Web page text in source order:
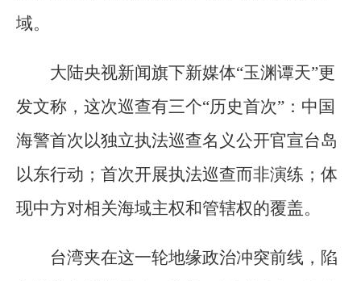
域。
大陆央视新闻旗下新媒体“玉渊谭天”更
发文称，这次巡查有三个“历史首次”：中国
海警首次以独立执法巡查名义公开官宣台岛
以东行动；首次开展执法巡查而非演练；体
现中方对相关海域主权和管辖权的覆盖。
台湾夹在这一轮地缘政治冲突前线，陷